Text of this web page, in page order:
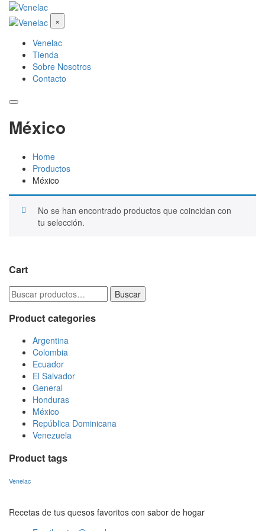
×
Venelac
Tienda
Sobre Nosotros
Contacto
México
Home
Productos
México
No se han encontrado productos que coincidan con
tu selección.
Cart
Buscar
por:
Buscar
Product categories
Argentina
Colombia
Ecuador
El Salvador
General
Honduras
México
República Dominicana
Venezuela
Product tags
Venelac
Recetas de tus quesos favoritos con sabor de hogar